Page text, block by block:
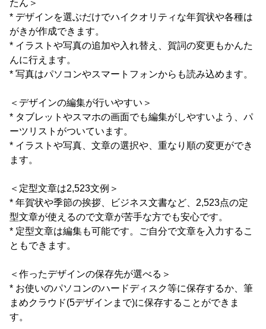
たん＞
* デザインを選ぶだけでハイクオリティな年賀状や各種は
がきが作成できます。
* イラストや写真の追加や入れ替え、賀詞の変更もかんた
んに行えます。
* 写真はパソコンやスマートフォンからも読み込めます。
＜デザインの編集が行いやすい＞
* タブレットやスマホの画面でも編集がしやすいよう、パ
ーツリストがついています。
* イラストや写真、文章の選択や、重なり順の変更ができ
ます。
＜定型文章は2,523文例＞
* 年賀状や季節の挨拶、ビジネス文書など、2,523点の定
型文章が使えるので文章が苦手な方でも安心です。
* 定型文章は編集も可能です。ご自分で文章を入力するこ
ともできます。
＜作ったデザインの保存先が選べる＞
* お使いのパソコンのハードディスク等に保存するか、筆
まめクラウド(5デザインまで)に保存することができま
す。